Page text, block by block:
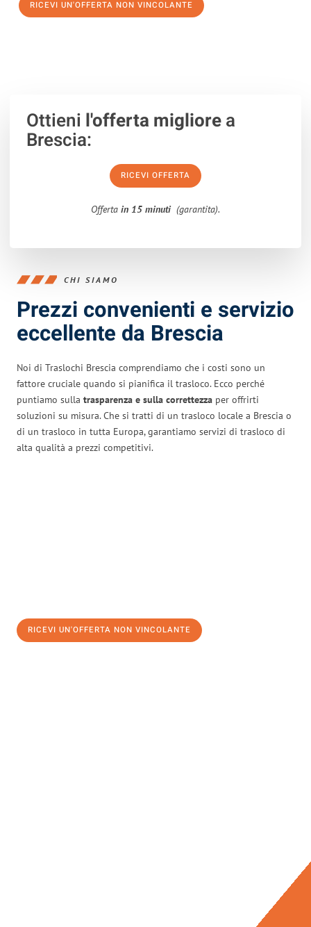
RICEVI UN'OFFERTA NON VINCOLANTE
Ottieni l'offerta migliorea
Brescia:
RICEVI OFFERTA
Offerta in 15 minuti (garantita).
CHI SIAMO
Prezzi convenienti e servizio
eccellente da Brescia
Noi di Traslochi Brescia comprendiamo che i costi sono un
fattore cruciale quando si pianifica il trasloco. Ecco perché
puntiamo sulla trasparenza e sulla correttezza per offrirti
soluzioni su misura. Che si tratti di un trasloco locale a Brescia o
di un trasloco in tutta Europa, garantiamo servizi di trasloco di
alta qualità a prezzi competitivi.
RICEVI UN'OFFERTA NON VINCOLANTE